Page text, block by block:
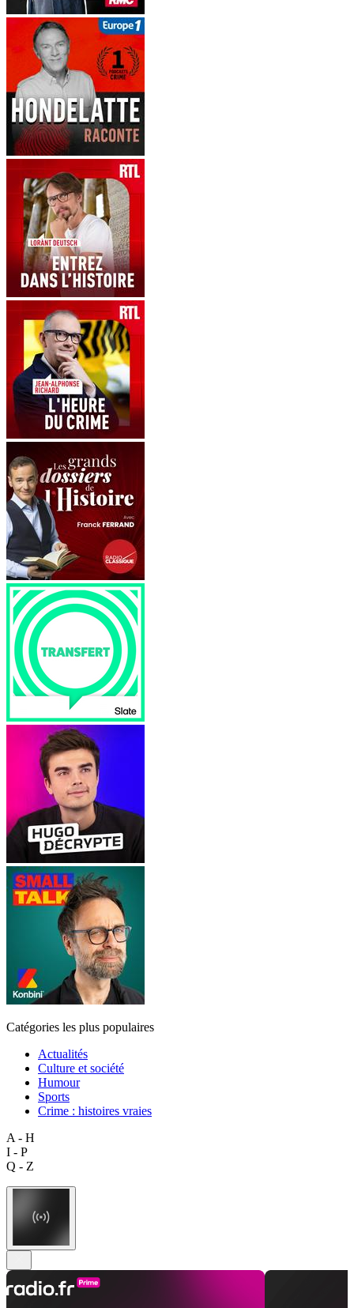
Catégories les plus populaires
Actualités
Culture et société
Humour
Sports
Crime : histoires vraies
A - H
I - P
Q - Z